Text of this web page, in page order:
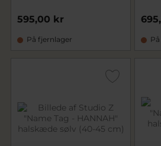
595,00 kr
På fjernlager